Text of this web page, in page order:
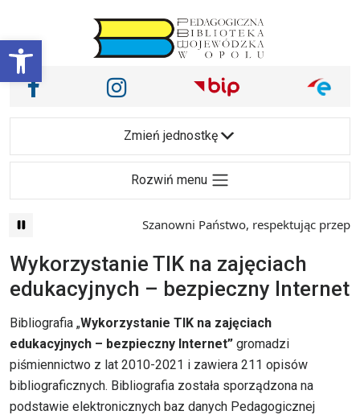
Otwórz pasek narzędzi
Main Navigation
Nasze media społecznościowe i inne
Facebook Instagram
Zmień jednostkę
Rozwiń menu
Szanowni Państwo, respektując przepisy
Wykorzystanie TIK na zajęciach
edukacyjnych – bezpieczny Internet
Bibliografia „Wykorzystanie TIK na zajęciach
edukacyjnych – bezpieczny Internet” gromadzi
piśmiennictwo z lat 2010-2021 i zawiera 211 opisów
bibliograficznych. Bibliografia została sporządzona na
podstawie elektronicznych baz danych Pedagogicznej